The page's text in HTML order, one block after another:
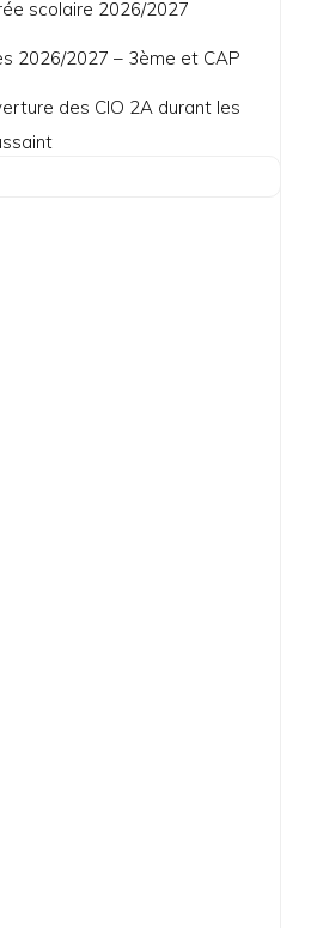
scolaire 2026/2027
2026/2027 – 3ème et CAP
des CIO 2A durant les